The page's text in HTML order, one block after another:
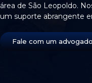
área de São Leopoldo.
um suporte abrangente
Fale com um